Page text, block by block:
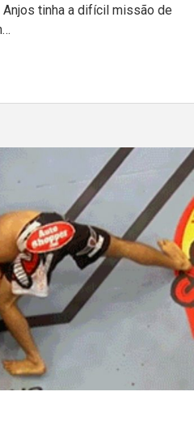
tinha a difícil missão de